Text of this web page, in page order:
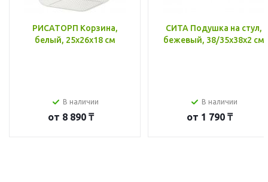
РИСАТОРП Корзина,
белый, 25x26x18 см
В наличии
от 8 890 ₸
СИТА Подушка на стул,
бежевый, 38/35x38x2 см
В наличии
от 1 790 ₸